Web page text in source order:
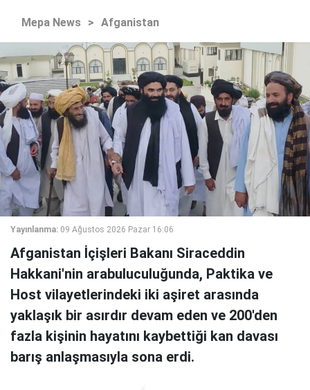
Mepa News > Afganistan
Yayınlanma: 09 Ağustos 2026 Pazar 16:06
Afganistan İçişleri Bakanı Siraceddin
Hakkani'nin arabuluculuğunda, Paktika ve
Host vilayetlerindeki iki aşiret arasında
yaklaşık bir asırdır devam eden ve 200'den
fazla kişinin hayatını kaybettiği kan davası
barış anlaşmasıyla sona erdi.